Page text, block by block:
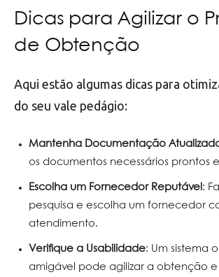
Dicas para Agilizar o
de Obtenção
Aqui estão algumas dicas para
do seu vale pedágio:
Mantenha Documentação
os documentos necessários prontos
Escolha um Fornecedor Reputável :
pesquisa e escolha um fornecedor
atendimento.
Verifique a Usabilidade: Um sistema
amigável pode agilizar a obtenção e